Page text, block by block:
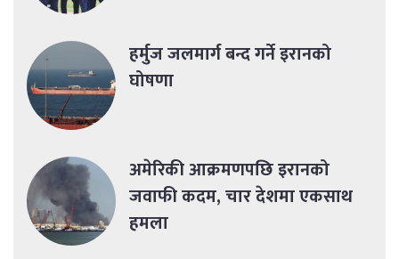
हर्मुज जलमार्ग बन्द गर्ने इरानको
घोषणा
अमेरिकी आक्रमणपछि इरानको
जवाफी कदम, चार देशमा एकसाथ
हमला